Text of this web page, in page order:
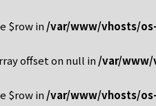
$row in /var/www/vhosts/
offset on null in /var/www/
$row in /var/www/vhosts/